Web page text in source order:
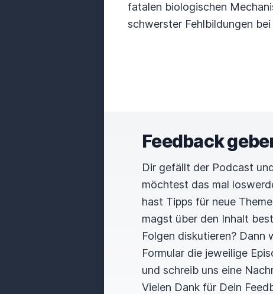
fatalen biologischen
schwerster Fehlbildungen bei
Feedback
Dir gefällt der Podcast
möchtest das mal
hast Tipps für neue
magst über den Inhalt
Folgen diskutieren? Dann
Formular die jeweilige
und schreib uns eine
Vielen Dank für Dein